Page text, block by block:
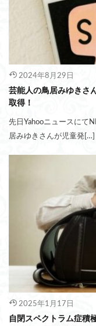
2024年8月29日
芸能人の鳥居みゆきさ
取得！
先日Yahooニュースにて
居みゆきさんが児童発[…]
2025年1月17日
自閉スペクトラム症積